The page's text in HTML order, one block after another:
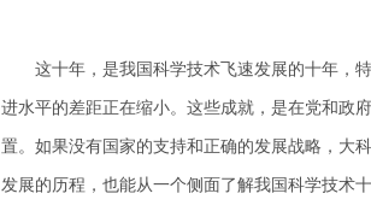
这十年，是我国科学技术飞速发展的十年，特
进水平的差距正在缩小。这些成就，是在党和政
置。如果没有国家的支持和正确的发展战略，大
发展的历程，也能从一个侧面了解我国科学技术